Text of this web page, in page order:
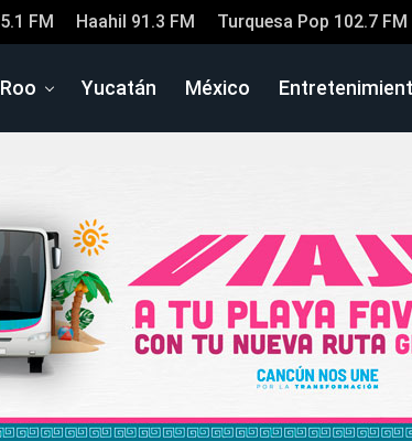
FM Haahil 91.3 FM Turquesa Pop 102.7 FM
Yucatán México